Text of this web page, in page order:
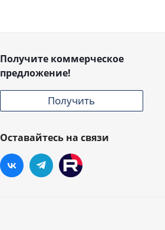
Получите коммерческое
предложение!
Получить
Оставайтесь на связи